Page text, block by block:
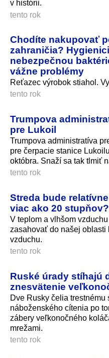
v histórii.
tento rok
Chodíte nakupovať
zahraničia?
nebezpečnou
vážne problémy
Reťazec výrobok stiahol.
tento rok
Trumpova
pre Lukoil
Trumpova administratíva
pre čerpacie stanice
októbra. Snaží sa tak tlmiť
tento rok
Streda bude
viac ako 20 stupňov?
V teplom a vlhšom
zasahovať do našej oblasti
vzduchu.
tento rok
Ruské úrady stíhajú
znesvätenie
Dve Rusky čelia trestnému
náboženského cítenia po
zábery veľkonočného
mrežami.
tento rok